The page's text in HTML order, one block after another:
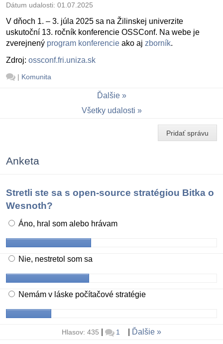
Dátum udalosti: 01.07.2025
V dňoch 1. – 3. júla 2025 sa na Žilinskej univerzite
uskutoční 13. ročník konferencie OSSConf. Na webe je
zverejnený program konferencie ako aj zborník.
Zdroj: ossconf.fri.uniza.sk
| Komunita
Ďalšie
Všetky udalosti
Pridať správu
Anketa
Stretli ste sa s open-source stratégiou Bitka o
Wesnoth?
Áno, hral som alebo hrávam
Nie, nestretol som sa
Nemám v láske počítačové stratégie
Hlasov: 435 1 Ďalšie